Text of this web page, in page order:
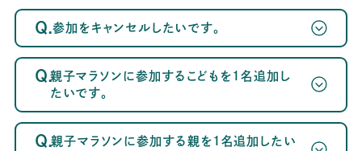
が届かない方へ～
Q.参加をキャンセルしたいです。
Q.親子マラソンに参加するこどもを1名追加し
たいです。
Q.親子マラソンに参加する親を1名追加したい